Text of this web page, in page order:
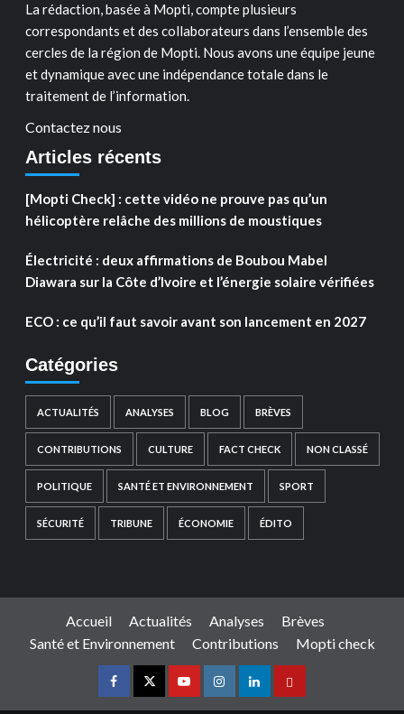
La rédaction, basée à Mopti, compte plusieurs
correspondants et des collaborateurs dans l’ensemble des
cercles de la région de Mopti. Nous avons une équipe jeune
et dynamique avec une indépendance totale dans le
traitement de l’information.
Contactez nous
Articles récents
[Mopti Check] : cette vidéo ne prouve pas qu’un
hélicoptère relâche des millions de moustiques
Électricité : deux affirmations de Boubou Mabel
Diawara sur la Côte d’Ivoire et l’énergie solaire vérifiées
ECO : ce qu’il faut savoir avant son lancement en 2027
Catégories
ACTUALITÉS ANALYSES BLOG BRÈVES
CONTRIBUTIONS CULTURE FACT CHECK NON CLASSÉ
POLITIQUE SANTÉ ET ENVIRONNEMENT SPORT
SÉCURITÉ TRIBUNE ÉCONOMIE ÉDITO
Accueil Actualités Analyses
Brèves
Santé et Environnement
Contributions Mopti check